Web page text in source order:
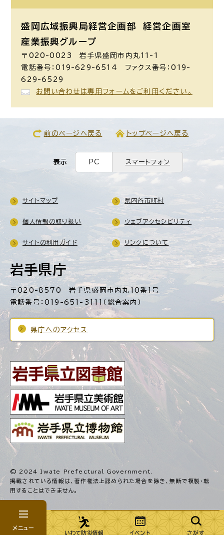
盛岡広域振興局経営企画部 経営企画室
産業振興グループ
〒020-0023 岩手県盛岡市内丸11-1
電話番号：019-629-6514 ファクス番号：019-
629-6529
お問い合わせは専用フォームをご利用ください。
メニュー
いわて防災情報
イベント さがす
前のページへ戻る トップページへ戻る
表示 PC スマートフォン
岩手県庁
〒020-8570 岩手県盛岡市内丸10番1号
電話番号：019-651-3111（総合案内）
県庁へのアクセス
サイトマップ 県内各市町村
個人情報の取り扱い ウェブアクセシビリティ
サイトの利用ガイド リンクについて
© 2024 Iwate Prefectural Government.
掲載されている情報は、著作権法上認められた場合を除き、無断で複製・転
用することはできません。